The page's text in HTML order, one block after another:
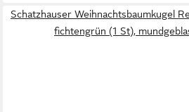
Schatzhauser Weihnachtsbaumkugel
fichtengrün (1 St),